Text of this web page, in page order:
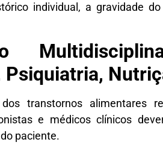
individual, a gravidade
Psiquiatria,
transtornos alimentares
e médicos clínicos
paciente.